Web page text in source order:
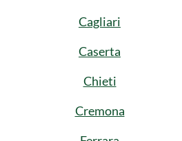
Cagliari
Caserta
Chieti
Cremona